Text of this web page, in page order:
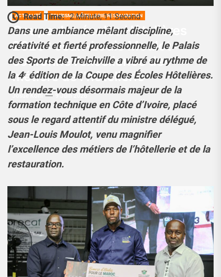
ACTUALITÉ TOURISME/HÔTELLERIE/RESTAURATION
Coupe des écoles Hôtelières
2026 : Jean-Louis Moulot
couronne l’excellence des
métiers de l’hôtellerie
Josué Koffi 9 Juin 2026
Read Time: 2 Minute, 11 Second
Dans une ambiance mêlant discipline,
créativité et fierté professionnelle, le Palais
des Sports de Treichville a vibré au rythme de
la 4ᵉ édition de la Coupe des Écoles Hôtelières.
Un rendez-vous désormais majeur de la
formation technique en Côte d’Ivoire, placé
sous le regard attentif du ministre délégué,
Jean-Louis Moulot, venu magnifier
l’excellence des métiers de l’hôtellerie et de la
restauration.